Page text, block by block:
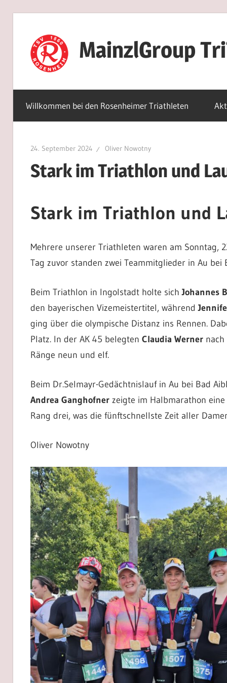
springen
MainzlGroup
Willkommen bei den Rosenheimer Triathleten
24. September 2024 Oliver Nowotny
Stark im Triathlon und
Stark im Triathlon und
Mehrere unserer Triathleten waren am Sonntag,
Tag zuvor standen zwei Teammitglieder in Au
Beim Triathlon in Ingolstadt holte sichJohannes
den bayerischen Vizemeistertitel, während
ging über die olympische Distanz ins Rennen.
Platz. In der AK 45 belegten Claudia Werner
Ränge neun und elf.
Beim Dr.Selmayr-Gedächtnislauf in Au bei Bad
Andrea Ganghofner zeigte im Halbmarathon
Rang drei, was die fünftschnellste Zeit aller
Oliver Nowotny